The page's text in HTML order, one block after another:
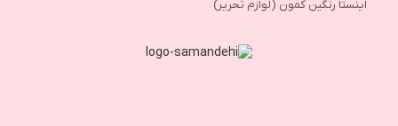
اینستا رنگین کمون (لوازم تحریر)